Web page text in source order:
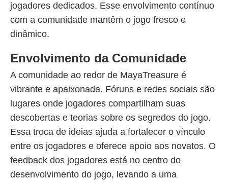
jogadores dedicados. Esse envolvimento contínuo
com a comunidade mantêm o jogo fresco e
dinâmico.
Envolvimento da Comunidade
A comunidade ao redor de MayaTreasure é
vibrante e apaixonada. Fóruns e redes sociais são
lugares onde jogadores compartilham suas
descobertas e teorias sobre os segredos do jogo.
Essa troca de ideias ajuda a fortalecer o vínculo
entre os jogadores e oferece apoio aos novatos. O
feedback dos jogadores está no centro do
desenvolvimento do jogo, levando a uma